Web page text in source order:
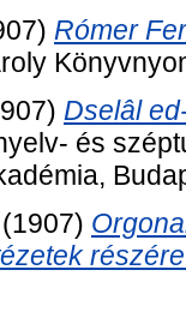
Rómer
Dselâl
és
(1907)